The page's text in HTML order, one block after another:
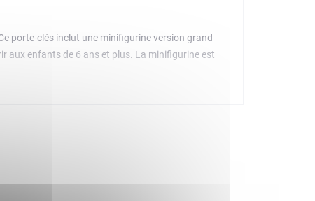
porte-clés inclut une minifigurine version grand
aux enfants de 6 ans et plus. La minifigurine est